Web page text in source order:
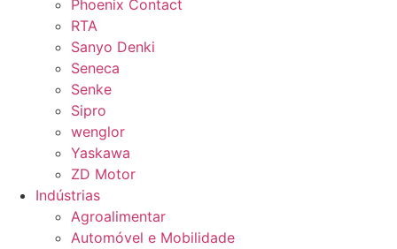
Phoenix Contact
RTA
Sanyo Denki
Seneca
Senke
Sipro
wenglor
Yaskawa
ZD Motor
Indústrias
Agroalimentar
Automóvel e Mobilidade